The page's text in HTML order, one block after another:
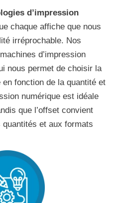
d’impression
chaque affiche que nous
irréprochable. Nos
d’impression
nous permet de choisir la
fonction de la quantité et
numérique est idéale
que l’offset convient
et aux formats